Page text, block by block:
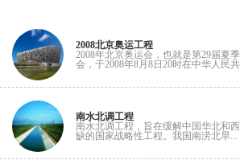
2008北京奥运工程
2008年北京奥运会，也就是第29届夏
会，于2008年8月8日20时在中华人民
南水北调工程
南水北调工程，旨在缓解中国华北和
缺的国家战略性工程。我国南涝北旱...